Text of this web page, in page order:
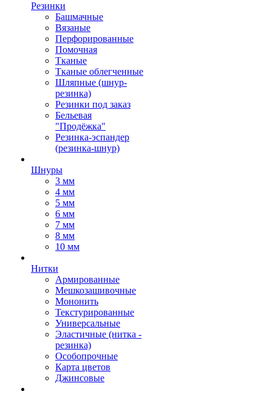
Резинки
Башмачные
Вязаные
Перфорированные
Помочная
Тканые
Тканые облегченные
Шляпные (шнур-
резинка)
Резинки под заказ
Бельевая
"Продёжка"
Резинка-эспандер
(резинка-шнур)
Шнуры
3 мм
4 мм
5 мм
6 мм
7 мм
8 мм
10 мм
Нитки
Армированные
Мешкозашивочные
Мононить
Текстурированные
Универсальные
Эластичные (нитка -
резинка)
Особопрочные
Карта цветов
Джинсовые